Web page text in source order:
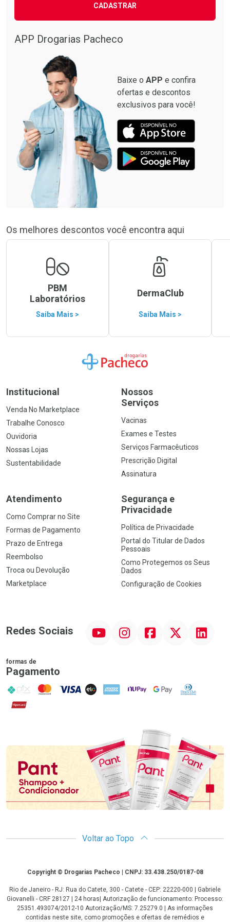
CADASTRAR
APP Drogarias Pacheco
Baixe o APP e confira
ofertas e descontos
exclusivos para você!
Os melhores descontos você encontra aqui
PBM
Laboratórios
Saiba Mais >
DermaClub
Saiba Mais >
Ir para a Home
Institucional
Venda No Marketplace
Trabalhe Conosco
Ouvidoria
Nossas Lojas
Sustentabilidade
Nossos
Serviços
Vacinas
Exames e Testes
Serviços Farmacêuticos
Prescrição Digital
Assinatura
Atendimento
Como Comprar no Site
Formas de Pagamento
Prazo de Entrega
Reembolso
Troca ou Devolução
Marketplace
Segurança e
Privacidade
Política de Privacidade
Portal do Titular de Dados
Pessoais
Como Protegemos os Seus
Dados
Configuração de Cookies
Redes Sociais InstagramFacebookTwitter Linkedin
formas de
Pagamento
PIX MasterCard
VISA ELO AMEX NuPay Google PayDiners Club
Hipercard
Promoção em Destaque
Voltar ao Topo
CopyrightCopyright © Drogarias Pacheco | CNPJ: 33.438.250/0187-08
Rio de Janeiro - RJ: Rua do Catete, 300 - Catete - CEP: 22220-000 | Gabriele
Giovanelli - CRF 28127 | 24 horas| Autorização de funcionamento: Processo:
25351.493074/2012-10 Autorização/MS: 7.25279.0 | As informações
contidas neste site, como promoções e ofertas de remédios e